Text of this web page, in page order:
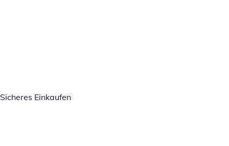
Sicheres Einkaufen